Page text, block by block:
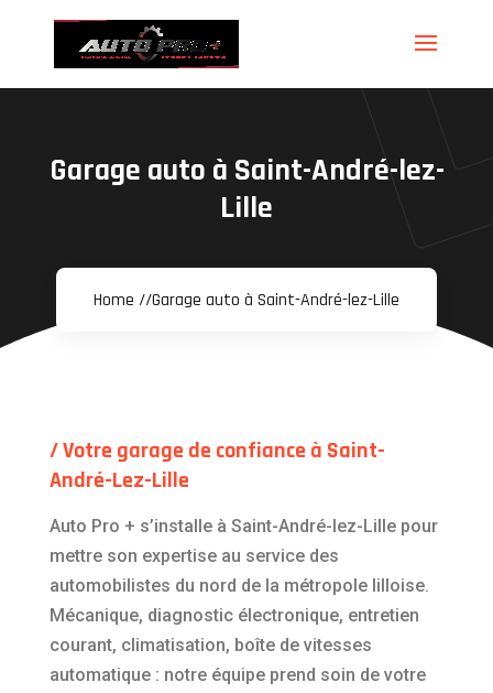
Garage auto à Saint-André-lez-
Lille
Home //Garage auto à Saint-André-lez-Lille
/ Votre garage de confiance à Saint-
André-Lez-Lille
Auto Pro + s’installe à Saint-André-lez-Lille pour
mettre son expertise au service des
automobilistes du nord de la métropole lilloise.
Mécanique, diagnostic électronique, entretien
courant, climatisation, boîte de vitesses
automatique : notre équipe prend soin de votre